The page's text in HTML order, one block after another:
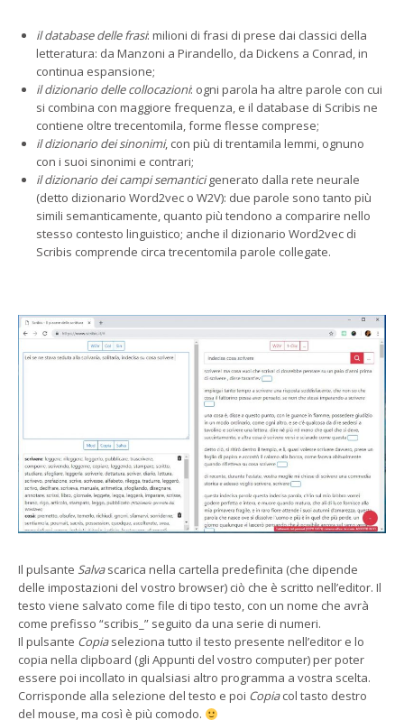
il database delle frasi: milioni di frasi di prese dai classici della
letteratura: da Manzoni a Pirandello, da Dickens a Conrad, in
continua espansione;
il dizionario delle collocazioni: ogni parola ha altre parole con cui
si combina con maggiore frequenza, e il database di Scribis ne
contiene oltre trecentomila, forme flesse comprese;
il dizionario dei sinonimi, con più di trentamila lemmi, ognuno
con i suoi sinonimi e contrari;
il dizionario dei campi semanticigenerato dalla rete neurale
(detto dizionario Word2vec o W2V): due parole sono tanto più
simili semanticamente, quanto più tendono a comparire nello
stesso contesto linguistico; anche il dizionario Word2vec di
Scribis comprende circa trecentomila parole collegate.
Il pulsante Salvascarica nella cartella predefinita (che dipende
delle impostazioni del vostro browser) ciò che è scritto nell’editor. Il
testo viene salvato come file di tipo testo, con un nome che avrà
come prefisso “scribis_” seguito da una serie di numeri.
Il pulsante Copiaseleziona tutto il testo presente nell’editor e lo
copia nella clipboard (gli Appunti del vostro computer) per poter
essere poi incollato in qualsiasi altro programma a vostra scelta.
Corrisponde alla selezione del testo e poi Copiacol tasto destro
del mouse, ma così è più comodo.